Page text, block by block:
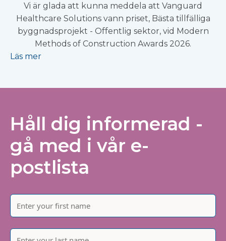
Vi är glada att kunna meddela att Vanguard
Healthcare Solutions vann priset, Bästa tillfälliga
byggnadsprojekt - Offentlig sektor, vid Modern
Methods of Construction Awards 2026.
Läs mer
Håll dig informerad -
gå med i vår e-
postlista